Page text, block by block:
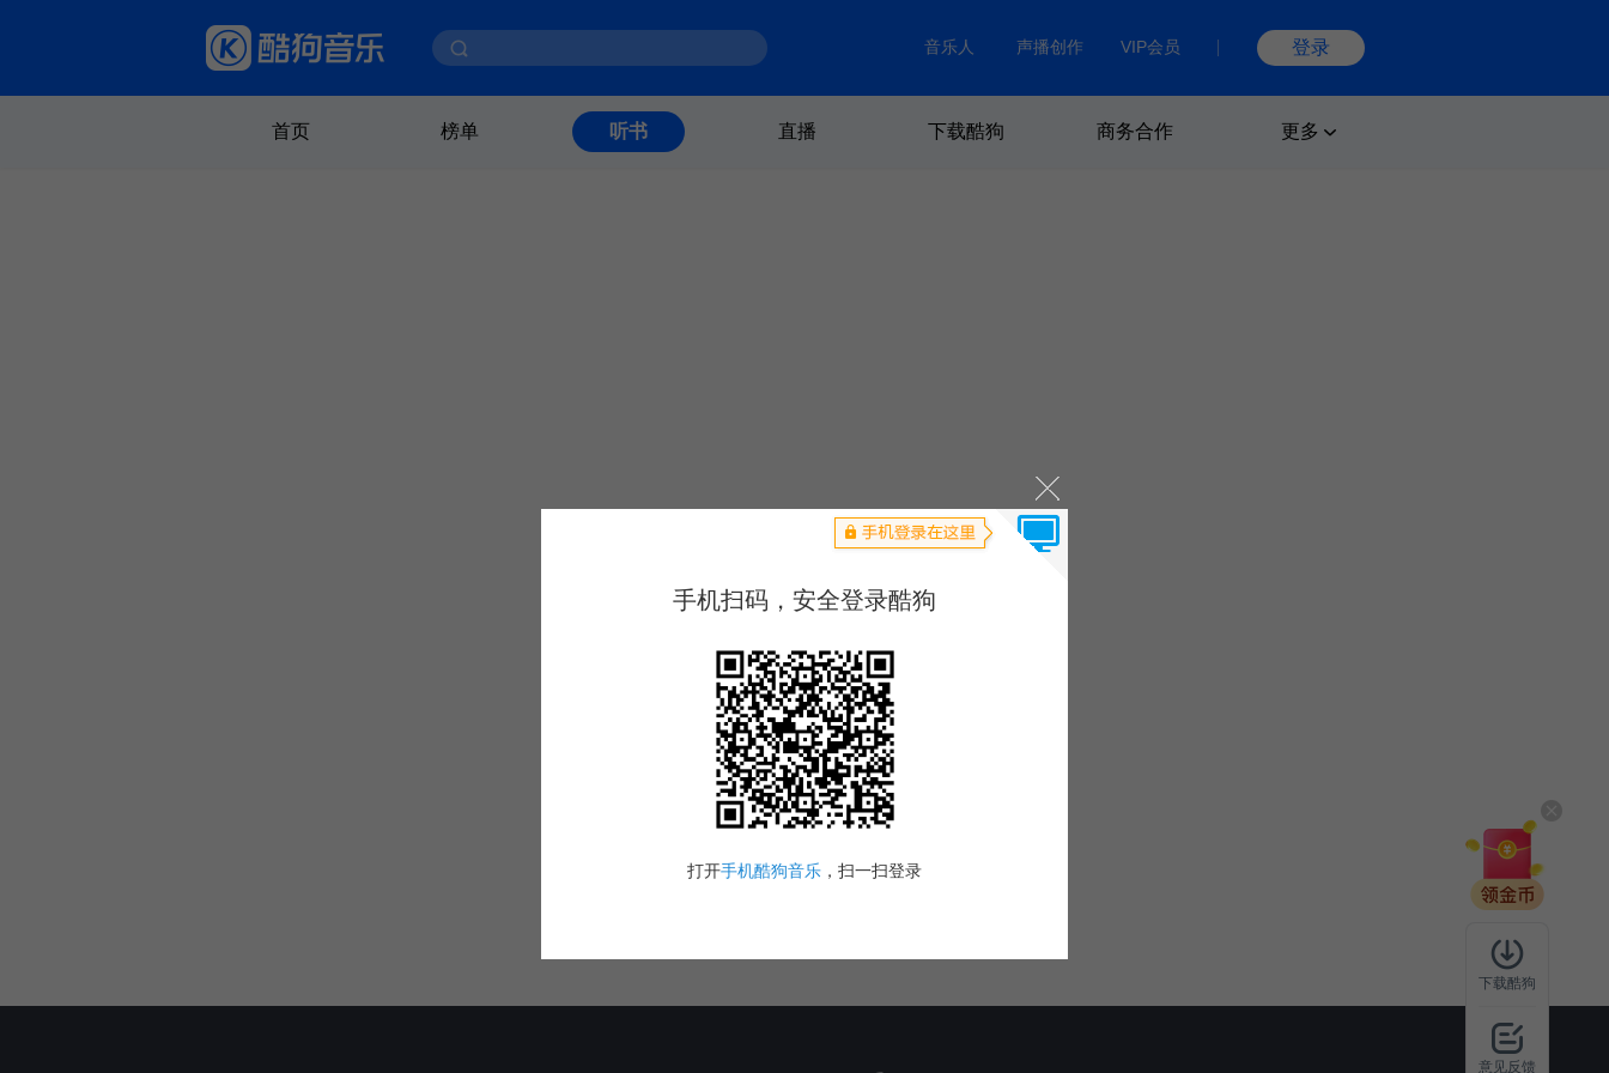
音乐人 声播创作 VIP会员 登录
首页 榜单 听书 直播 下载酷狗 商务合作 更多
下载酷狗
意见反馈